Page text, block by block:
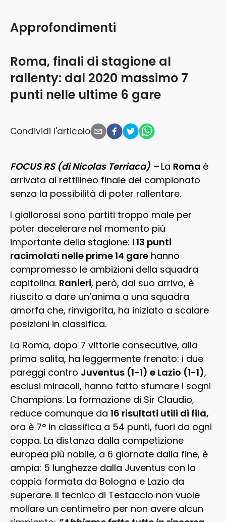
Roma, finali di stagione al
rallenty: dal 2020 massimo 7
punti nelle ultime 6 gare
Approfondimenti
Condividi l'articolo
FOCUS RS (di Nicolas Terriaca) – La Roma è
arrivata al rettilineo finale del campionato
senza la possibilità di poter rallentare.
I giallorossi sono partiti troppo male per
poter decelerare nel momento più
importante della stagione: i 13 punti
racimolati nelle prime 14 gare hanno
compromesso le ambizioni della squadra
capitolina. Ranieri, però, dal suo arrivo, è
riuscito a dare un’anima a una squadra
amorfa che, rinvigorita, ha iniziato a scalare
posizioni in classifica.
La Roma, dopo 7 vittorie consecutive, alla
prima salita, ha leggermente frenato: i due
pareggi contro Juventus (1-1) e Lazio (1-1),
esclusi miracoli, hanno fatto sfumare i sogni
Champions. La formazione di Sir Claudio,
reduce comunque da 16 risultati utili di fila,
ora è 7° in classifica a 54 punti, fuori da ogni
coppa. La distanza dalla competizione
europea più nobile, a 6 giornate dalla fine, è
ampia: 5 lunghezze dalla Juventus con la
coppia formata da Bologna e Lazio da
superare. Il tecnico di Testaccio non vuole
mollare un centimetro per non avere alcun